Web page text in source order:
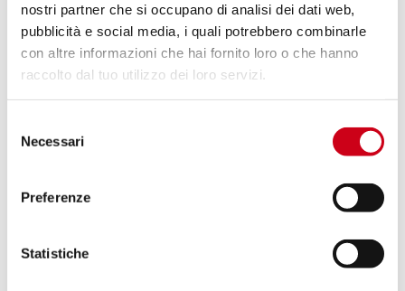
nostri partner che si occupano di analisi dei dati web,
pubblicità e social media, i quali potrebbero combinarle
con altre informazioni che hai fornito loro o che hanno
raccolto dal tuo utilizzo dei loro servizi.
delNecessari
Preferenze
Statistiche
Code:A18A-HT36C
Kohlefaser CR-T Schalldämpfer, Hohe
position
1.190,00 CHF
PRODUKT
NUR FÜR DEN RENNEINSATZ
Titan CR-T Schalldämpfer, Hohe position